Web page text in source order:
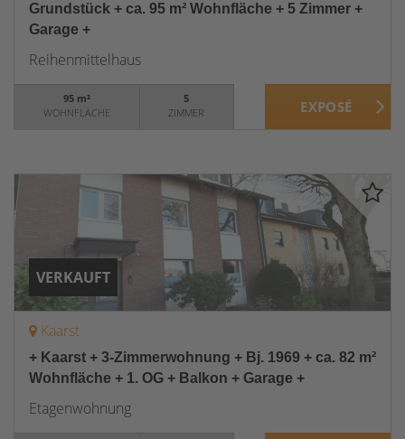
Grundstück + ca. 95 m² Wohnfläche + 5 Zimmer +
Garage +
Reihenmittelhaus
95 m²
WOHNFLÄCHE
5
ZIMMER
VERKAUFT
Kaarst
+ Kaarst + 3-Zimmerwohnung + Bj. 1969 + ca. 82 m²
Wohnfläche + 1. OG + Balkon + Garage +
Etagenwohnung